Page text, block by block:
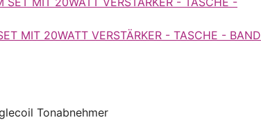
MIT 20WATT VERSTÄRKER - TASCHE - BAND
Tonabnehmer